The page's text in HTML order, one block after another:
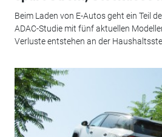
Beim Laden von E-Autos geht ein Teil
ADAC-Studie mit fünf aktuellen
Verluste entstehen an der